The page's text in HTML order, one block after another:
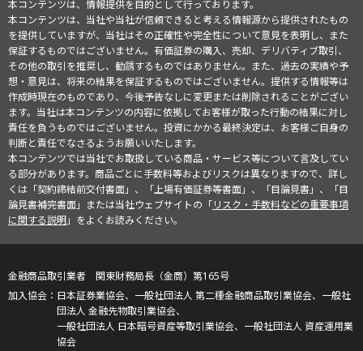
本コンテンツは、情報提供を目的として行っております。
本コンテンツは、当社や当社が信頼できると考える情報源から提供されたもの
を提供していますが、当社はその正確性や完全性について意見を表明し、また
保証するものではございません。有価証券の購入、売却、デリバティブ取引、
その他の取引を推奨し、勧誘するものではありません。また、過去の実績や予
想・意見は、将来の結果を保証するものではございません。提供する情報等は
作成時現在のものであり、今後予告なしに変更または削除されることがござい
ます。当社は本コンテンツの内容に依拠してお客様が取った行動の結果に対し
責任を負うものではございません。投資にかかる最終決定は、お客様ご自身の
判断と責任でなさるようお願いいたします。
本コンテンツでは当社でお取扱している商品・サービス等について言及してい
る部分があります。商品ごとに手数料等およびリスクは異なりますので、詳し
くは「契約締結前交付書面」、「上場有価証券等書面」、「目論見書」、「目
論見書補完書面」または当社ウェブサイトの「リスク・手数料などの重要事項
に関する説明」をよくお読みください。
金融商品取引業者 関東財務局長（金商）第165号
日本証券業協会、一般社団法人 第二種金融商品取引業協会、一般社
団法人 金融先物取引業協会、
一般社団法人 日本暗号資産等取引業協会、一般社団法人 資産運用業
協会